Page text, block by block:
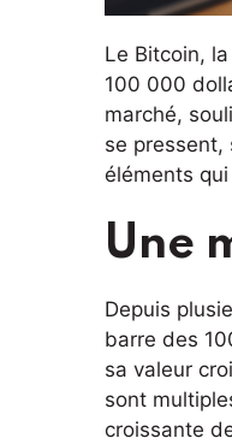
Le Bitcoin,
100 000
marché,
se pressent,
éléments
Une
Depuis
barre des
sa valeur
sont
croissante